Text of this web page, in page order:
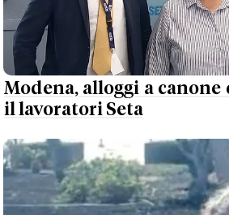
Modena, alloggi a
il lavoratori Seta